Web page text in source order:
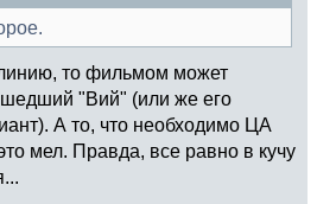
то фильмом может
"Вий" (или же его
А то, что необходимо ЦА
мел. Правда, все равно в кучу